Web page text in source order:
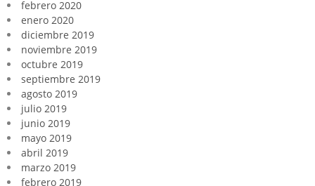
febrero 2020
enero 2020
diciembre 2019
noviembre 2019
octubre 2019
septiembre 2019
agosto 2019
julio 2019
junio 2019
mayo 2019
abril 2019
marzo 2019
febrero 2019